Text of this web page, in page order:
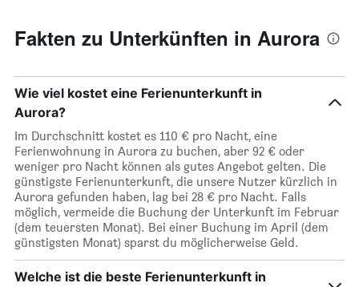
Fakten zu Unterkünften in Aurora
Wie viel kostet eine Ferienunterkunft in
Aurora?
Im Durchschnitt kostet es 110 € pro Nacht, eine
Ferienwohnung in Aurora zu buchen, aber 92 € oder
weniger pro Nacht können als gutes Angebot gelten. Die
günstigste Ferienunterkunft, die unsere Nutzer kürzlich in
Aurora gefunden haben, lag bei 28 € pro Nacht. Falls
möglich, vermeide die Buchung der Unterkunft im Februar
(dem teuersten Monat). Bei einer Buchung im April (dem
günstigsten Monat) sparst du möglicherweise Geld.
Welche ist die beste Ferienunterkunft in